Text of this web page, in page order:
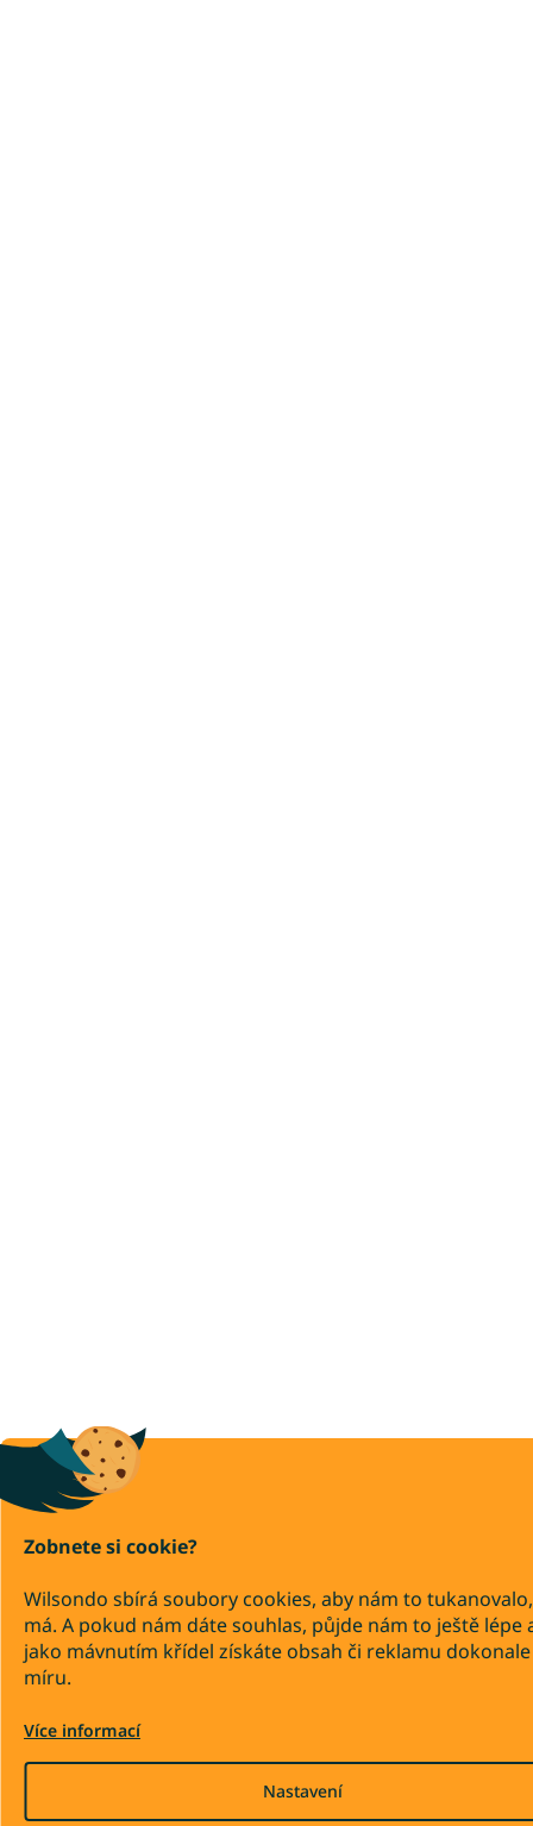
Zobnete si cookie?
Wilsondo sbírá soubory cookies, aby nám to
má. A pokud nám dáte souhlas, půjde nám to ještě lépe
jako mávnutím křídel získáte obsah či reklamu
míru.
Více informací
Nastavení